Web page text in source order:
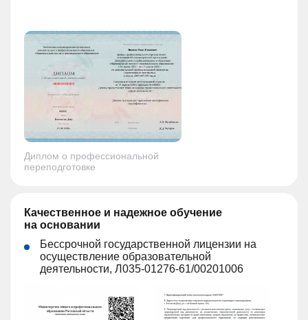
Диплом о профессиональной
переподготовке
Качественное и надежное обучение
на основании
Бессрочной государственной лицензии на
осуществление образовательной
деятельности, Л035-01276-61/00201006